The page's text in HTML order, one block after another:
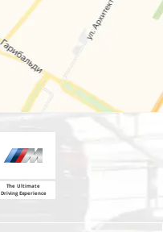
The Ultimate
Driving Experience